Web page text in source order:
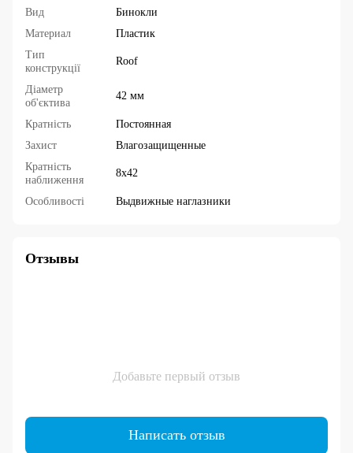
Вид
Бинокли
Материал
Пластик
Тип
конструкції
Roof
Діаметр
об'єктива
42 мм
Кратність
Постоянная
Захист
Влагозащищенные
Кратність
наближення
8х42
Особливості Выдвижные наглазники
Отзывы
Добавьте первый отзыв
Написать отзыв